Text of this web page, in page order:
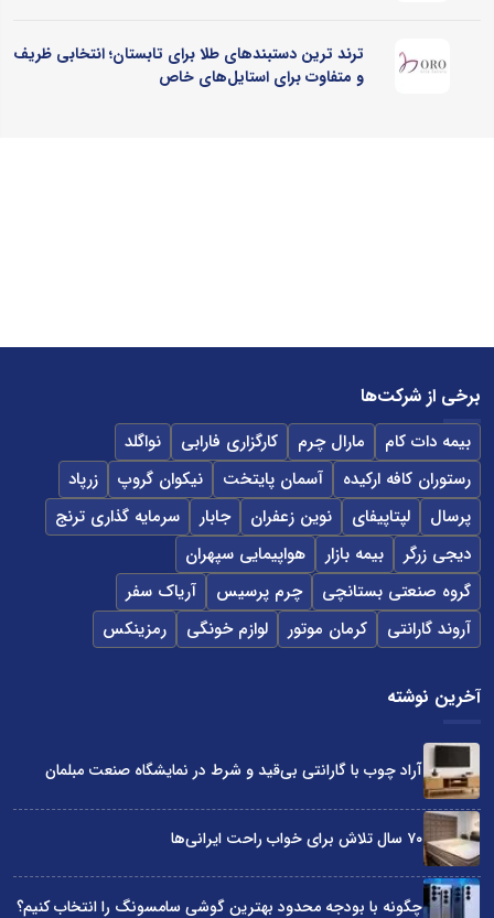
ترند ترین دستبندهای طلا برای تابستان؛ انتخابی ظریف
و متفاوت برای استایل‌های خاص
برخی از شرکت‌ها
بیمه دات کام مارال چرم کارگزاری فارابی
نواگلد
رستوران کافه ارکیده
آسمان پایتخت نیکوان گروپ
زرپاد
پرسال
لپتاپیفای نوین زعفران جابار
سرمایه گذاری ترنج
دیجی زرگر
بیمه بازار
هواپیمایی سپهران
گروه صنعتی بستانچی
چرم پرسیس
آریاک سفر
آروند گارانتی
کرمان موتور لوازم خونگی رمزینکس
آخرین نوشته
آراد چوب با گارانتی بی‌قید و شرط در نمایشگاه صنعت مبلمان
۷۰ سال تلاش برای خواب راحت ایرانی‌ها
چگونه با بودجه محدود بهترین گوشی سامسونگ را انتخاب کنیم؟